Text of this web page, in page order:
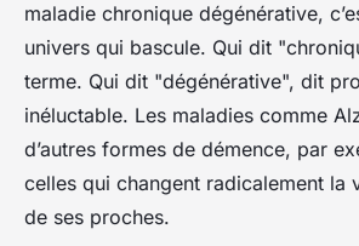
maladie chronique dégénérative,
univers qui bascule. Qui dit
terme. Qui dit "dégénérative", dit
inéluctable. Les maladies comme
d’autres formes de démence, par
celles qui changent radicalement la
de ses proches.